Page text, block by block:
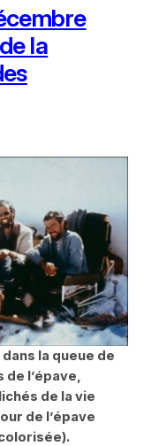
la
la queue de
de l’épave,
de la vie
de l’épave